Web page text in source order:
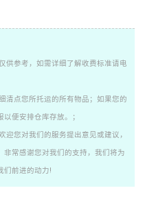
供参考，如需详细了解收费标准请电
清点您所托运的所有物品；如果您的
便安排仓库存放。；
您对我们的服务提出意见或建议，
常感谢您对我们的支持，我们将为
们前进的动力!